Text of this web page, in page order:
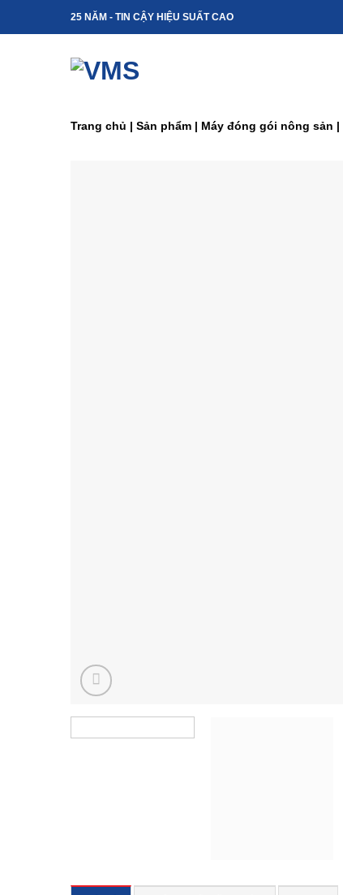
25 NĂM - TIN CẬY HIỆU SUẤT CAO
Trang chủ | Sản phẩm | Máy đóng gói nông sản |